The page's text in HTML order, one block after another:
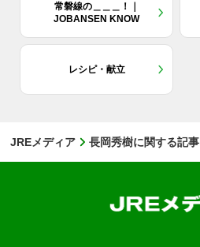
常磐線の＿＿＿！｜
JOBANSEN KNOW
レシピ・献立
JREメディア 長岡秀樹に関する記事